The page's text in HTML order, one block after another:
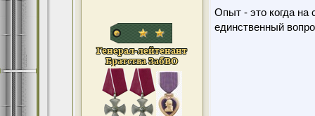
Опыт - это когда на
единственный